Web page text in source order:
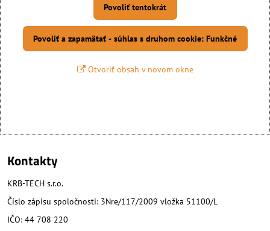
Povoliť tentokrát
Povoliť a zapamätať - súhlas s druhom cookie: Funkčné
Otvoriť obsah v novom okne
Kontakty
KRB-TECH s.r.o.
Číslo zápisu spoločnosti: 3Nre/117/2009 vložka 51100/L
IČO: 44 708 220